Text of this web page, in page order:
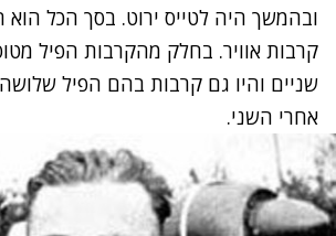
קרבות אוויר. בחלק מהקרבות הפיל
שניים והיו גם קרבות בהם הפיל
אחרי השני.